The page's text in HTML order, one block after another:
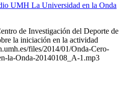
UMH La Universidad en la Onda
de Investigación del Deporte de
la iniciación en la actividad
files/2014/01/Onda-Cero-
la-Onda-20140108_A-1.mp3